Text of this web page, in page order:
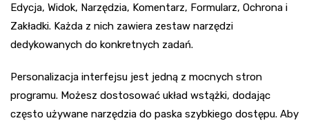
Edycja, Widok, Narzędzia, Komentarz, Formularz, Ochrona i
Zakładki. Każda z nich zawiera zestaw narzędzi
dedykowanych do konkretnych zadań.
Personalizacja interfejsu jest jedną z mocnych stron
programu. Możesz dostosować układ wstążki, dodając
często używane narzędzia do paska szybkiego dostępu. Aby